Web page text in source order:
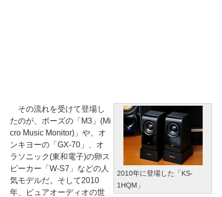
2010年に登場した「KS-
1HQM」
その流れを受けて登場し
たのが、ボーズの「M3」(Mi
cro Music Monitor)」や、オ
ンキヨーの「GX-70」、オ
ラソニック(東和電子)の卵ス
ピーカー「W-S7」などの人
気モデルだ。そして2010
年、ピュアオーディオの世